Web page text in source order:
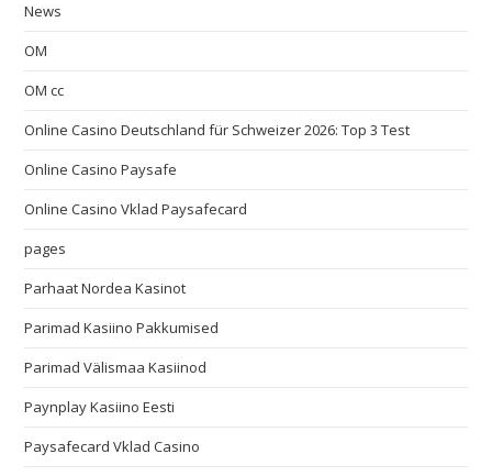
News
OM
OM cc
Online Casino Deutschland für Schweizer 2026: Top 3 Test
Online Casino Paysafe
Online Casino Vklad Paysafecard
pages
Parhaat Nordea Kasinot
Parimad Kasiino Pakkumised
Parimad Välismaa Kasiinod
Paynplay Kasiino Eesti
Paysafecard Vklad Casino